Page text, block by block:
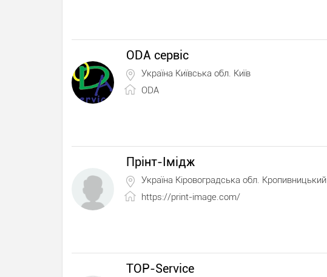
ODA сервіс
Україна Київська обл. Київ
ODA
Прінт-Імідж
Україна Кіровоградська обл. Кропивницький
https://print-image.com/
TOP-Service